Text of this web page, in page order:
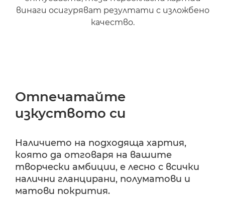
винаги осигуряват резултати с изложбено
качество.
Отпечатайте
изкуството си
Наличието на подходяща хартия,
която да отговаря на вашите
творчески амбиции, е лесно с всички
налични гланцирани, полуматови и
матови покрития.